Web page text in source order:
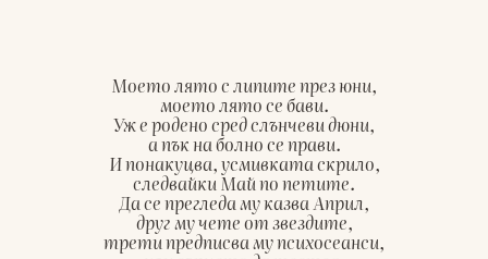
Моето лято с липите през юни,
моето лято се бави.
Уж е родено сред слънчеви дюни,
а пък на болно се прави.
И понакуцва, усмивката скрило,
следвайки Май по петите.
Да се прегледа му казва Април,
друг му чете от звездите,
трети предписва му психосеанси,